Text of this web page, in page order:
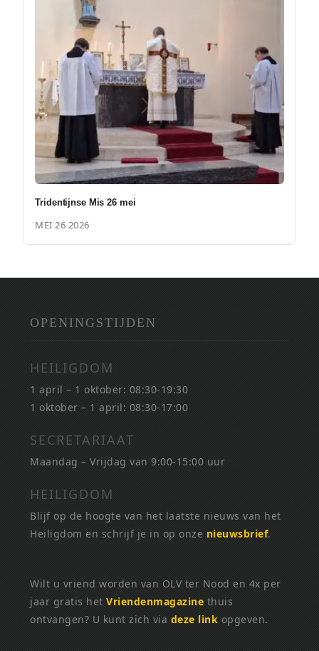
Tridentijnse Mis 26 mei
MEI 26 2026
OPENINGSTIJDEN
HEILIGDOM
1 april – 1 oktober: 08:30-19:30
1 oktober – 1 april: 08:30-17:00
SECRETARIAAT
Maandag – Vrijdag van 9:00-15:00 uur
HEILIGDOM
Blijf op de hoogte van het laatste nieuws van het
Heiligdom en schrijf je in op onze nieuwsbrief.
Wilt u vriend worden van OLV ter Nood en 4x per
jaar gratis hetVriendenmagazine thuis
ontvangen? U kunt zich via deze link opgeven.